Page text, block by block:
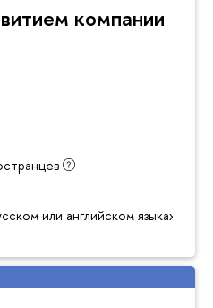
компании
или английском языках